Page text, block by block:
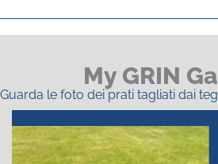
My GRIN
Guarda le foto dei prati tagliati dai